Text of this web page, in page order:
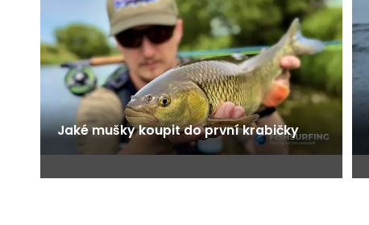
Jaké mušky koupit do první krabičky